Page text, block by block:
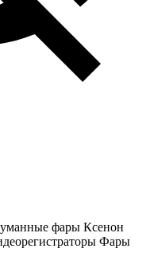
фары Ксенон
Фары